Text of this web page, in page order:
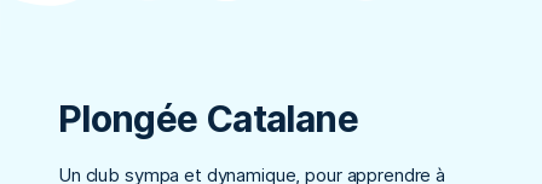
Plongée Catalane
Un club sympa et dynamique, pour apprendre à